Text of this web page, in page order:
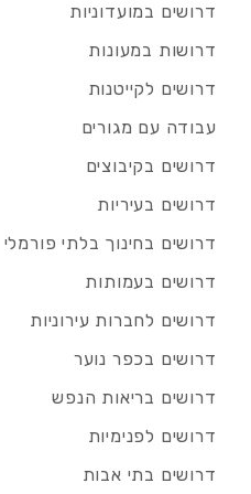
דרושים במועדוניות
דרושות במעונות
דרושים לקייטנות
עבודה עם מגורים
דרושים בקיבוצים
דרושים בעיריות
דרושים בחינוך בלתי פורמלי
דרושים בעמותות
דרושים לחברות עירוניות
דרושים בכפר נוער
דרושים בריאות הנפש
דרושים לפנימיות
דרושים בתי אבות